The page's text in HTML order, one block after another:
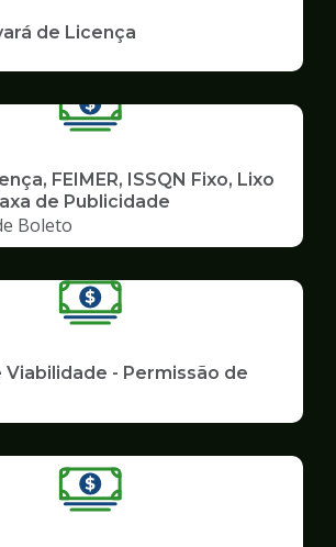
de Licença
FEIMER, ISSQN Fixo, Lixo
de Publicidade
Boleto
Viabilidade - Permissão de